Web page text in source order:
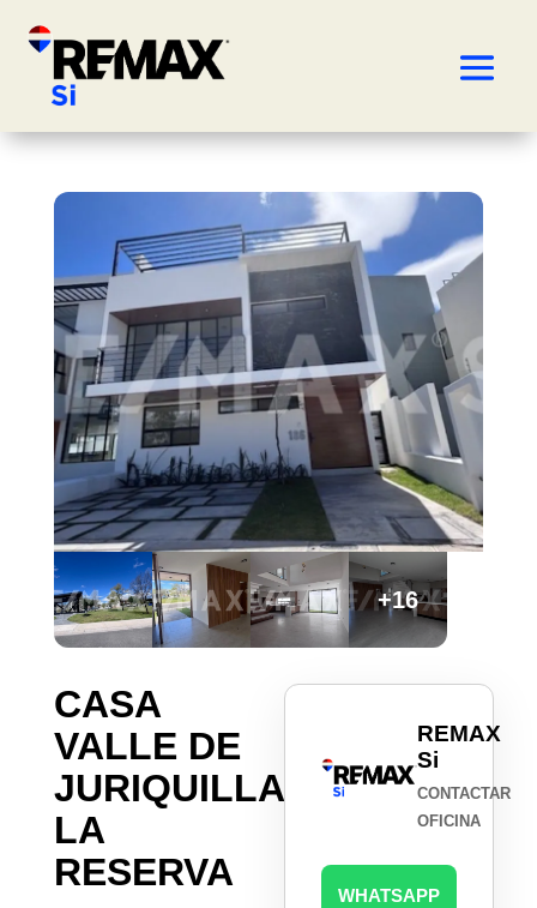
+16
CASA
VALLE DE
JURIQUILLA
LA
RESERVA
REMAX
Si
CONTACTAR
OFICINA
WHATSAPP